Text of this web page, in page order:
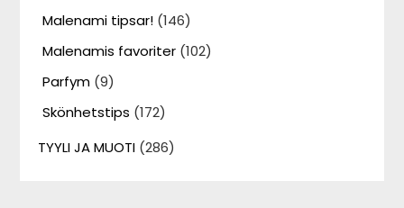
Malenami tipsar! (146)
Malenamis favoriter (102)
Parfym (9)
Skönhetstips (172)
TYYLI JA MUOTI (286)